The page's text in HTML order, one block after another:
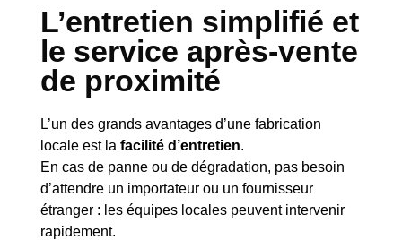
L’entretien simplifié et
le service après-vente
de proximité
L’un des grands avantages d’une fabrication
locale est la facilité d’entretien.
En cas de panne ou de dégradation, pas besoin
d’attendre un importateur ou un fournisseur
étranger : les équipes locales peuvent intervenir
rapidement.